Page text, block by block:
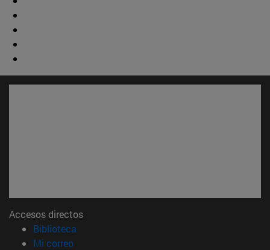
Accesos directos
Biblioteca
Mi correo(abre en nueva ventana)